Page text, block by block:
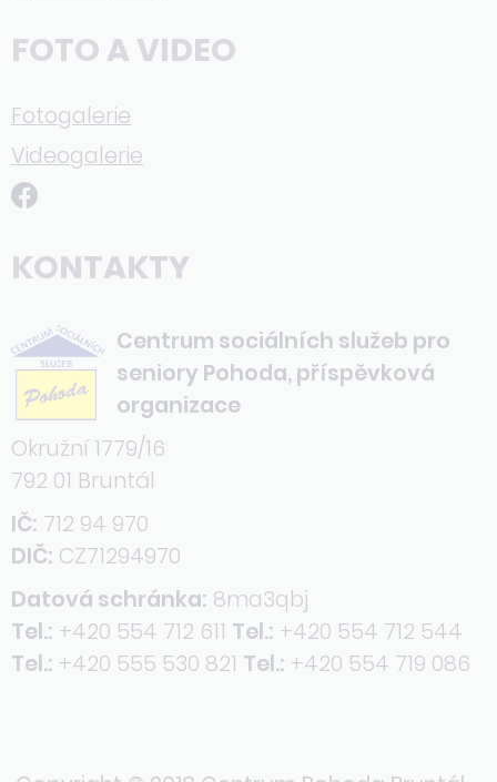
FOTO A VIDEO
Fotogalerie
Videogalerie
KONTAKTY
Centrum sociálních služeb pro
seniory Pohoda, příspěvková
organizace
Okružní 1779/16
792 01 Bruntál
IČ: 712 94 970
DIČ: CZ71294970
Datová schránka: 8ma3qbj
Tel.: +420 554 712 611 Tel.: +420 554 712 544
Tel.: +420 555 530 821 Tel.: +420 554 719 086